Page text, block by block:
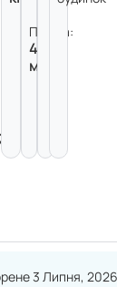
3 Липня, 2026
Площа:
47
м²